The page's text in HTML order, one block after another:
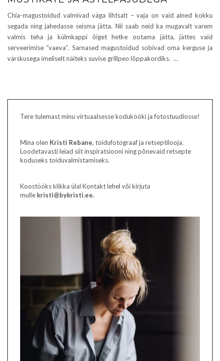
Chia-magustoidud valmivad väga lihtsalt – vaja on vaid ained kokku
segada ning jahedasse seisma jätta. Nii saab neid ka mugavalt varem
valmis teha ja külmkappi õiget hetke ootama jätta, jättes vaid
serveerimise “vaeva”. Sarnased magustoidud sobivad oma kerguse ja
värskusega imeliselt näiteks suvise grillpeo lõppakordiks. …
Tere tulemast minu virtuaalsesse kodukööki ja fotostuudiosse!
Mina olen Kristi Rebane, toidufotograaf ja retseptilooja.
Loodetavasti leiad siit inspiratsiooni ning põnevaid retsepte
koduseks toiduvalmistamiseks.
Koostööks klikka ülal Kontakt lehel või kirjuta
mulle kristi@bykristi.ee.